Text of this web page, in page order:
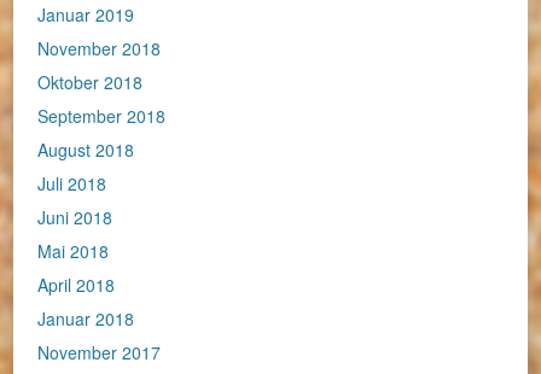
Januar 2019
November 2018
Oktober 2018
September 2018
August 2018
Juli 2018
Juni 2018
Mai 2018
April 2018
Januar 2018
November 2017